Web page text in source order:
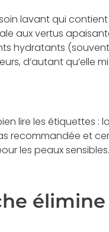
lavant qui
aux vertus
hydratants
d’autant qu’elle
lire les étiquettes :
recommandée et
les peaux sensibles.